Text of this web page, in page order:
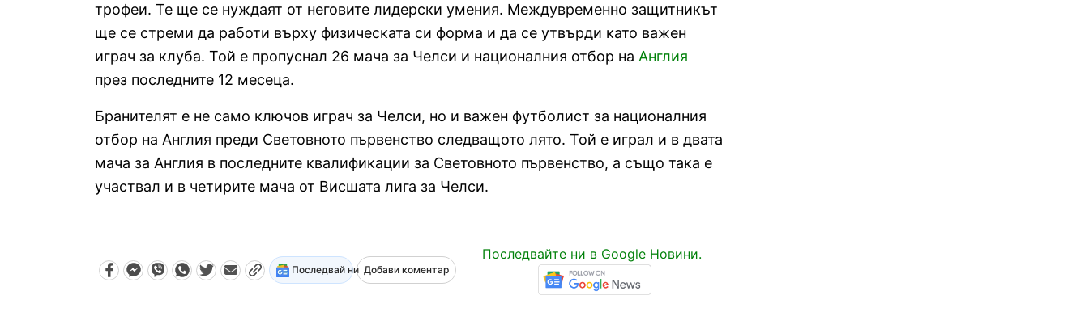
трофеи. Те ще се нуждаят от неговите лидерски умения. Междувременно защитникът
ще се стреми да работи върху физическата си форма и да се утвърди като важен
играч за клуба. Той е пропуснал 26 мача за Челси и националния отбор на Англия
през последните 12 месеца.
Бранителят е не само ключов играч за Челси, но и важен футболист за националния
отбор на Англия преди Световното първенство следващото лято. Той е играл и в двата
мача за Англия в последните квалификации за Световното първенство, а също така е
участвал и в четирите мача от Висшата лига за Челси.
Последвай ни Добави коментар
Последвайте ни в Google Новини.